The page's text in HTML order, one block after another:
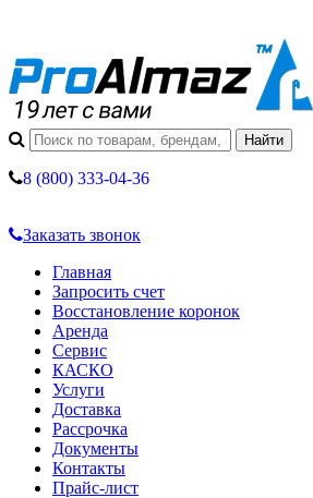
8 (800) 333-04-36
Заказать звонок
Главная
Запросить счет
Восстановление коронок
Аренда
Сервис
КАСКО
Услуги
Доставка
Рассрочка
Документы
Контакты
Прайс-лист